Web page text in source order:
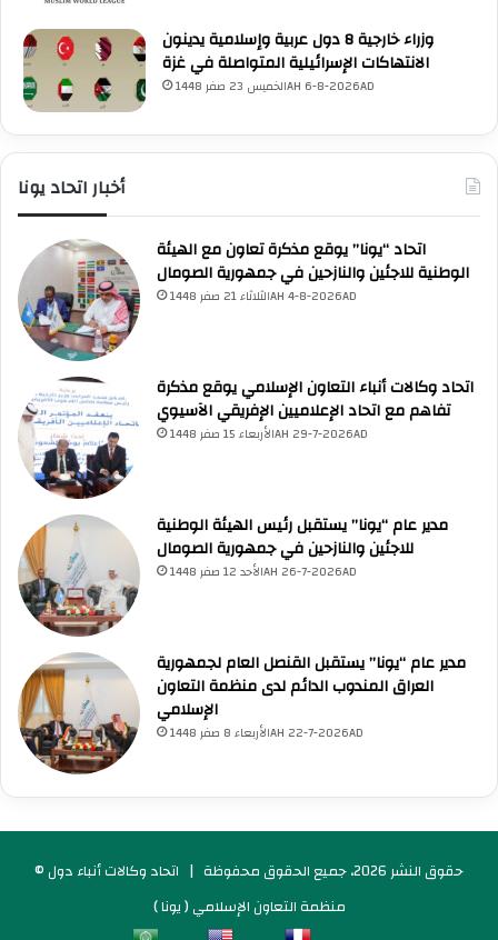
وزراء خارجية 8 دول عربية وإسلامية يدينون
الانتهاكات الإسرائيلية المتواصلة في غزة
الخميس 23 صفر 1448AH 6-8-2026AD
أخبار اتحاد يونا
اتحاد “يونا” يوقع مذكرة تعاون مع الهيئة
الوطنية للاجئين والنازحين في جمهورية الصومال
الثلاثاء 21 صفر 1448AH 4-8-2026AD
اتحاد وكالات أنباء التعاون الإسلامي يوقع مذكرة
تفاهم مع اتحاد الإعلاميين الإفريقي الآسيوي
الأربعاء 15 صفر 1448AH 29-7-2026AD
مدير عام “يونا” يستقبل رئيس الهيئة الوطنية
للاجئين والنازحين في جمهورية الصومال
الأحد 12 صفر 1448AH 26-7-2026AD
مدير عام “يونا” يستقبل القنصل العام لجمهورية
العراق المندوب الدائم لدى منظمة التعاون
الإسلامي
الأربعاء 8 صفر 1448AH 22-7-2026AD
© حقوق النشر 2026، جميع الحقوق محفوظة |
اتحاد وكالات أنباء دول
منظمة التعاون الإسلامي ( يونا )
اطرح أي سؤال تريده
❓